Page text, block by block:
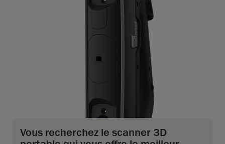
Vous recherchez le scanner 3D